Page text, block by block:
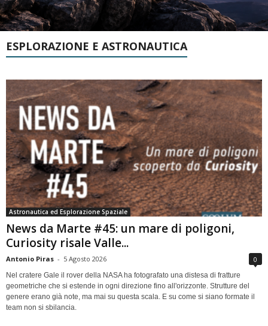
ESPLORAZIONE E ASTRONAUTICA
Astronautica ed Esplorazione Spaziale
News da Marte #45: un mare di poligoni,
Curiosity risale Valle...
Antonio Piras - 5 Agosto 2026 0
Nel cratere Gale il rover della NASA ha fotografato una distesa di fratture
geometriche che si estende in ogni direzione fino all'orizzonte. Strutture del
genere erano già note, ma mai su questa scala. E su come si siano formate il
team non si sbilancia.